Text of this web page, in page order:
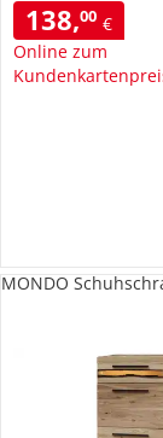
138,00 €
Online zum
MONDO